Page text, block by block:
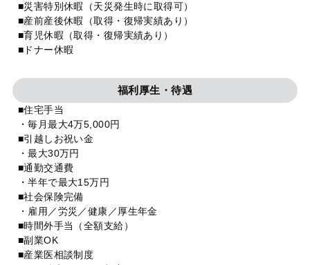
■災害特別休暇（天災発生時に取得可）
■産前産後休暇（取得・復帰実績あり）
■育児休暇（取得・復帰実績あり）
■ドナー休暇
福利厚生・待遇
■住宅手当
・毎月最大4万5,000円
■引越しお祝い金
・最大30万円
■通勤交通費
・半年で最大15万円
■社会保険完備
・雇用／労災／健康／厚生年金
■時間外手当（全額支給）
■副業OK
■産業医相談制度